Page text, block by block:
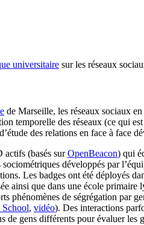
universitaire sur les réseaux
de Marseille, les réseaux sociaux
temporelle des réseaux (ce qui
des relations en face à face
actifs (basés surOpenBeacon) qui
développés par
Les badges ont été déployés
ainsi que dans une école
phénomènes de ségrégation par
School, vidéo). Des interactions
de gens différents pour évaluer les